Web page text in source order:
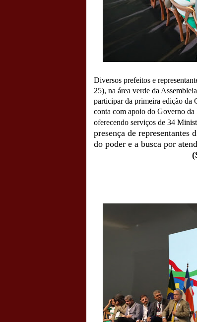
Diversos prefeitos e
25), na área verde da
participar da primeira edição da
conta com apoio do Governo da
oferecendo serviços de 34
presença de
do poder e a busca por